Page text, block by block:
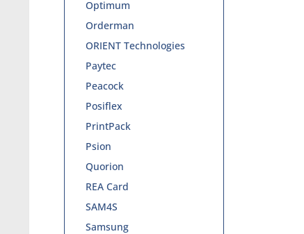
Optimum
Orderman
ORIENT Technologies
Paytec
Peacock
Posiflex
PrintPack
Psion
Quorion
REA Card
SAM4S
Samsung